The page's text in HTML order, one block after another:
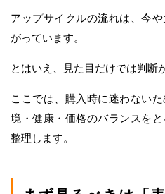
アップサイクルの流れは、今
がっています。
とはいえ、見た目だけでは判断
ここでは、購入時に迷わない
境・健康・価格のバランスを
整理します。